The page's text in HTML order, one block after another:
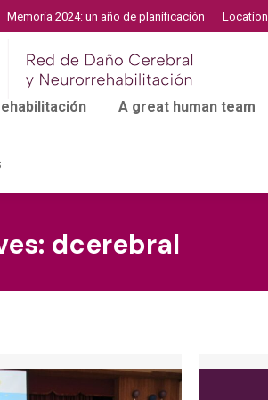
Memoria 2024: un año de planificación Location
A great human team
dcerebral